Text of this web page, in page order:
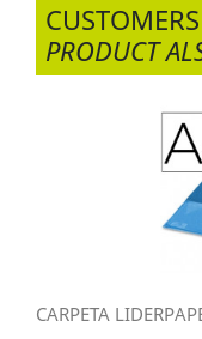
PRODUCT
CARPETA